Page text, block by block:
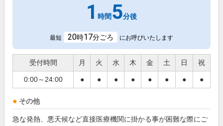
1 時間 5分後
最短 20時17分ごろ にお呼びいたします
受付時間 月 火 水 木 金 土 日 祝
0:00～24:00 ● ● ● ● ● ● ● ●
その他
急な発熱、悪天候など直接医療機関に掛かる事が困難な際にご